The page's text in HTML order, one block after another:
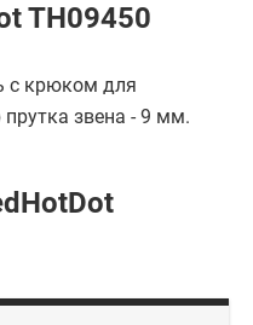
TH09450
с крюком для
звена - 9 мм.